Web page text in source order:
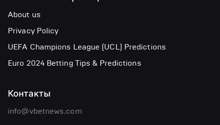
About us
Privacy Policy
UEFA Champions League (UCL) Predictions
Euro 2024 Betting Tips & Predictions
Контакты
info@vbetnews.com